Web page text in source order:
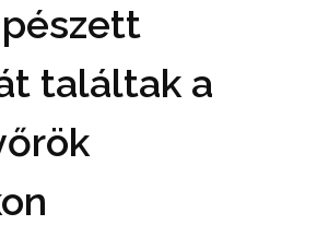
találtak a